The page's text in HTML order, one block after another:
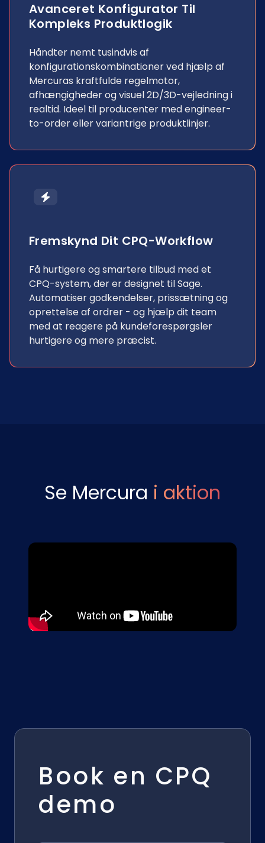
Avanceret Konfigurator Til
Kompleks Produktlogik
Håndter nemt tusindvis af
konfigurationskombinationer ved hjælp af
Mercuras kraftfulde regelmotor,
afhængigheder og visuel 2D/3D-vejledning i
realtid. Ideel til producenter med engineer-
to-order eller variantrige produktlinjer.
Fremskynd Dit CPQ-Workflow
Få hurtigere og smartere tilbud med et
CPQ-system, der er designet til Sage.
Automatiser godkendelser, prissætning og
oprettelse af ordrer - og hjælp dit team
med at reagere på kundeforespørgsler
hurtigere og mere præcist.
Se Mercura i aktion
Book en CPQ
demo